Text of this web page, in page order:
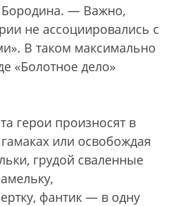
— Важно,
не ассоциировались с
В таком максимально
«Болотное дело»
герои произносят в
или освобождая
грудой сваленные
фантик — в одну